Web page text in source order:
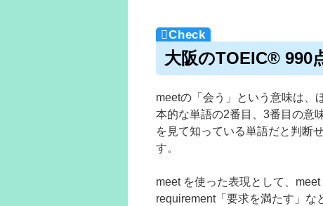
大阪のTOEIC® 990
meetの「会う」という意味は、
本的な単語の2番目、3番目の意
を見て知っている単語だと判断
す。
meet を使った表現として、
requirement「要求を満たす」な